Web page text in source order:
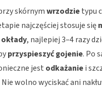
skórnymwrzodzietypu
najczęściej stosuje się
, najlepiej 3–4 razy
przyspieszyć gojenie. Po
jest odkażaniei
Nie wolno wyciskać ani